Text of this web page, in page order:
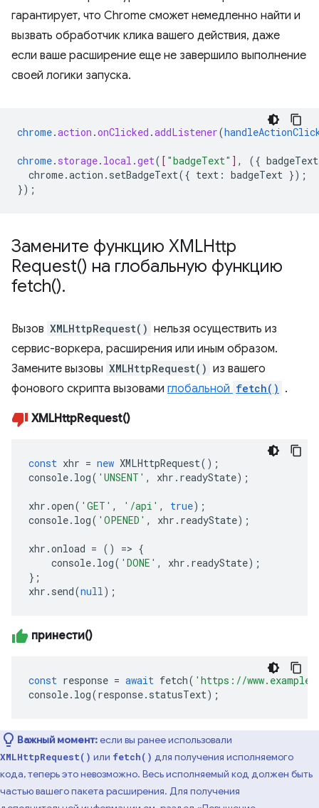
гарантирует, что Chrome сможет немедленно найти и
вызвать обработчик клика вашего действия, даже
если ваше расширение еще не завершило выполнение
своей логики запуска.
chrome.action .onClicked .addListener(
chrome. storage. local .get( [ "badgeText" ] , ({ badgeText
chrome.action.setBadgeText({ text : badgeText });
});
Замените функцию XMLHttp
Request() на глобальную функцию
fetch().
Вызов XMLHttpRequest() нельзя осуществить из
сервис-воркера, расширения или иным образом.
Замените вызовы XMLHttpRequest() из вашего
фонового скрипта вызовами глобальной fetch() .
XMLHttpRequest()
const xhr = new XMLHttpRequest();
console. log( 'UNSENT' , xhr . readyState);
xhr .open( 'GET' , '/api' , true);
console. log( 'OPENED' , xhr . readyState);
xhr .onload = () => {
console. log( 'DONE' , xhr . readyState);
};
xhr . send(null );
принести()
const response = await fetch( 'https://
console. log(response. statusText);
Важный момент:если вы ранее использовали
XMLHttpRequest() или fetch() для получения исполняемого
кода, теперь это невозможно. Весь исполняемый код должен быть
частью вашего пакета расширения. Для получения